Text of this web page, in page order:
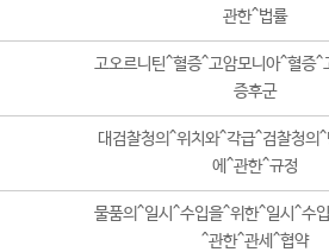
관한^법률
고오르니틴^혈증^고암모니아^혈증^
증후군
대검찰청의^위치와^각급^검찰청의
에^관한^규정
물품의^일시^수입을^위한^일시^수
^관한^관세^협약